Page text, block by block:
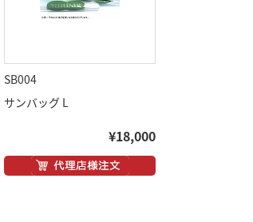
SB004
サンバッグ L
¥18,000